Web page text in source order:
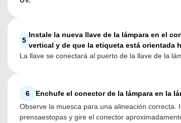
5
Instale la nueva llave de la lámpara en el
vertical y de que la etiqueta está orientada
La llave se conectará al puerto de la llave de la
6
Enchufe el conector de la lámpara en la
Observe la muesca para una alineación
prensaestopas y gire el conector